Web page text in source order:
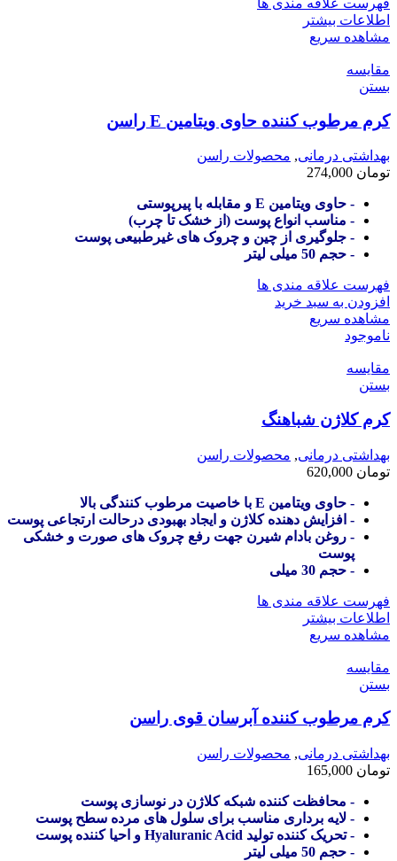
اطلاعات بیشتر
مشاهده سریع
مقایسه
بستن
کرم مرطوب کننده حاوی ویتامین E راسن
بهداشتی درمانی, محصولات راسن
تومان
- حاوی ویتامین E و مقابله با پیرپوستی
- مناسب انواع پوست (از خشک تا چرب)
- جلوگیری از چین و چروک های غیرطبیعی پوست
- حجم 50 میلی لیتر
فهرست علاقه مندی ها
افزودن به سبد خرید
مشاهده سریع
ناموجود
مقایسه
بستن
کرم کلاژن شباهنگ
بهداشتی درمانی, محصولات راسن
تومان
- حاوی ویتامین E با خاصیت مرطوب کنندگی بالا
- افزایش دهنده کلاژن و ایجاد بهبودی درحالت ارتجاعی پوست
- روغن بادام شیرن جهت رفع چروک های صورت و خشکی
پوست
- حجم 30 میلی
فهرست علاقه مندی ها
اطلاعات بیشتر
مشاهده سریع
مقایسه
بستن
کرم مرطوب کننده آبرسان قوی راسن
بهداشتی درمانی, محصولات راسن
تومان
- محافظت کننده شبکه کلاژن در نوسازی پوست
- لایه برداری مناسب برای سلول های مرده سطح پوست
- تحریک کننده تولید Hyaluranic Acid و احیا کننده پوست
- حجم 50 میلی لیتر